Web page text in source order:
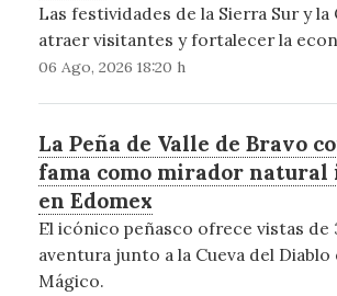
Las festividades de la Sierra Sur y la
atraer visitantes y fortalecer la
06 Ago, 2026 18:20 h
La Peña de Valle de Bravo
fama como mirador
en Edomex
El icónico peñasco ofrece vistas de
aventura junto a la Cueva del Diablo
Mágico.